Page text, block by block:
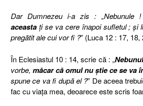
Dar Dumnezeu i-a zis : „Nebunule !
aceasta ţi se va cere înapoi sufletul ; şi
pregătit ale cui vor fi ?” (Luca 12 : 17, 18,
În Eclesiastul 10 : 14, scrie că : „Nebunul
vorbe, măcar că omul nu ştie ce se va
spune ce va fi după el ?” De aceea
fac cu viaţa mea, deoarece este scris